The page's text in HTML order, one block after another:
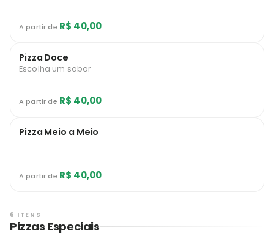
A partir de R$ 40,00
Pizza Doce
Escolha um sabor
A partir de R$ 40,00
Pizza Meio a Meio
A partir de R$ 40,00
6 ITENS
Pizzas Especiais